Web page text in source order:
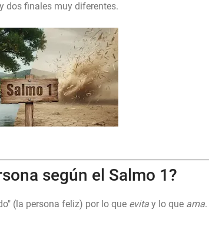
dos finales muy diferentes.
según el Salmo 1?
(la persona feliz) por lo que evita y lo que ama.